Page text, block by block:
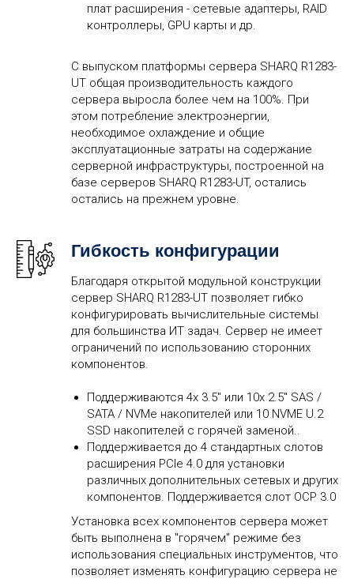
плат расширения - сетевые адаптеры, RAID
контроллеры, GPU карты и др.
С выпуском платформы сервера SHARQ R1283-
UT общая производительность каждого
сервера выросла более чем на 100%. При
этом потребление электроэнергии,
необходимое охлаждение и общие
эксплуатационные затраты на содержание
серверной инфраструктуры, построенной на
базе серверов SHARQ R1283-UT, остались
остались на прежнем уровне.
Гибкость конфигурации
Благодаря открытой модульной конструкции
сервер SHARQ R1283-UT позволяет гибко
конфигурировать вычислительные системы
для большинства ИТ задач. Сервер не имеет
ограничений по использованию сторонних
компонентов.
Поддерживаются 4x 3.5" или 10x 2.5" SAS /
SATA / NVMe накопителей или 10 NVME U.2
SSD накопителей с горячей заменой..
Поддерживается до 4 стандартных слотов
расширения PCIe 4.0 для установки
различных дополнительных сетевых и других
компонентов. Поддерживается слот OCP 3.0
Установка всех компонентов сервера может
быть выполнена в "горячем" режиме без
использования специальных инструментов, что
позволяет изменять конфигурацию сервера не